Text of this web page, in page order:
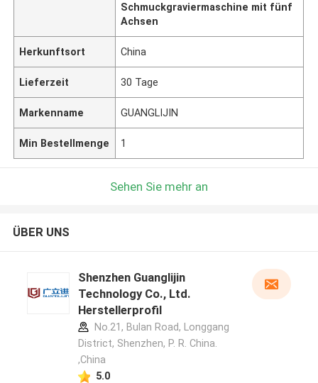
Schmuckgraviermaschine mit fünf
Achsen
Herkunftsort China
Lieferzeit 30 Tage
Markenname GUANGLIJIN
Min Bestellmenge 1
Sehen Sie mehr an
ÜBER UNS
Shenzhen Guanglijin
Technology Co., Ltd.
Herstellerprofil
No.21, Bulan Road, Longgang
District, Shenzhen, P. R. China.
,China
5.0